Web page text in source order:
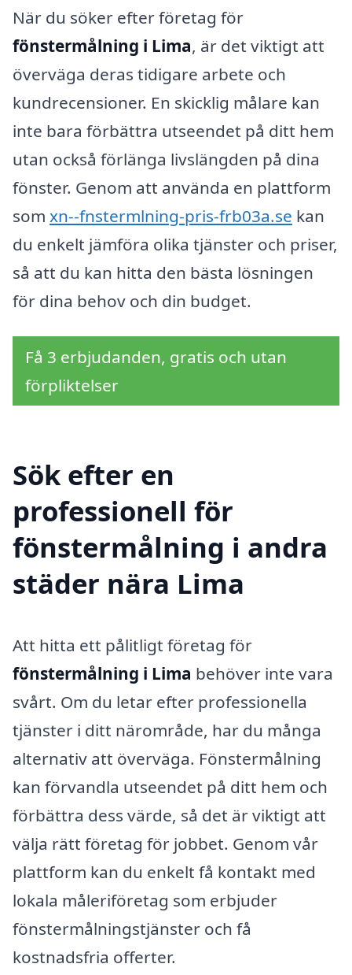
När du söker efter företag för
fönstermålning i Lima, är det viktigt att
överväga deras tidigare arbete och
kundrecensioner. En skicklig målare kan
inte bara förbättra utseendet på ditt hem
utan också förlänga livslängden på dina
fönster. Genom att använda en plattform
som xn--fnstermlning-pris-frb03a.se kan
du enkelt jämföra olika tjänster och priser,
så att du kan hitta den bästa lösningen
för dina behov och din budget.
Få 3 erbjudanden, gratis och utan
förpliktelser
Sök efter en
professionell för
fönstermålning i andra
städer nära Lima
Att hitta ett pålitligt företag för
fönstermålning i Lima behöver inte vara
svårt. Om du letar efter professionella
tjänster i ditt närområde, har du många
alternativ att överväga. Fönstermålning
kan förvandla utseendet på ditt hem och
förbättra dess värde, så det är viktigt att
välja rätt företag för jobbet. Genom vår
plattform kan du enkelt få kontakt med
lokala måleriföretag som erbjuder
fönstermålningstjänster och få
kostnadsfria offerter.